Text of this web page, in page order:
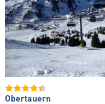
Obertauern